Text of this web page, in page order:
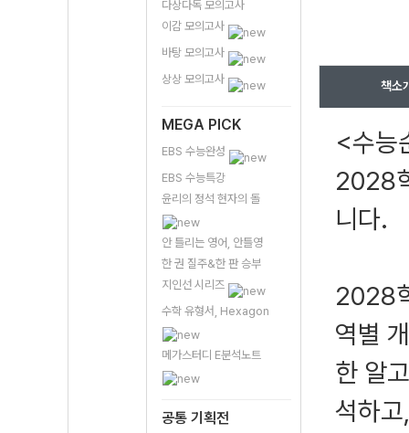
다상다독 모의고사
이감 모의고사
바탕 모의고사
상상 모의고사
MEGA PICK
EBS 수능완성
EBS 수능특강
윤리의 정석 현자의 돌
안 틀리는 영어, 안틀영
한 권 질주&한 판 승부
지인선 시리즈
수학 유형서, Hexagon
메가스터디 E분석노트
공통 기획전
책소
<수능
2028
니다.
2028
역별
한 알
석하